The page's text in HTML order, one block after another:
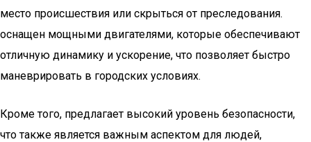
место происшествия или скрыться от преследования.
оснащен мощными двигателями, которые обеспечивают
отличную динамику и ускорение, что позволяет быстро
маневрировать в городских условиях.
Кроме того, предлагает высокий уровень безопасности,
что также является важным аспектом для людей,